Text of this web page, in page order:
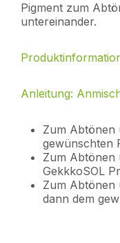
Pigment zum
untereinander.
Anleitung:
Zum Abtönen
gewünschten
Zum Abtönen
GekkkoSOL
Zum Abtönen
dann dem